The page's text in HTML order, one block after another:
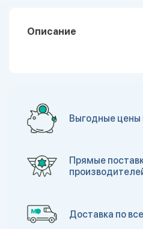
Описание
Выгодные цены
Прямые
Доставка по